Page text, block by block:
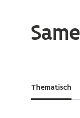
Samentrekking
Thematisch